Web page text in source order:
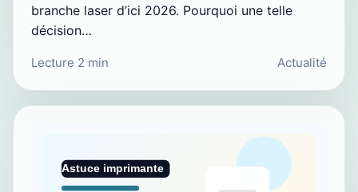
branche laser d’ici 2026. Pourquoi une telle
décision…
Lecture 2 min Actualité